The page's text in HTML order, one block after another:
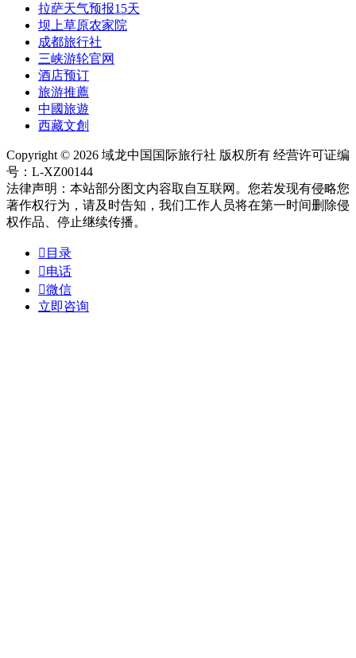
拉萨天气预报15天
坝上草原农家院
成都旅行社
三峡游轮官网
酒店预订
旅游推薦
中國旅遊
西藏文創
Copyright © 2026 域龙中国国际旅行社 版权所有 经营许可证编
号：L-XZ00144
法律声明：本站部分图文内容取自互联网。您若发现有侵略您
著作权行为，请及时告知，我们工作人员将在第一时间删除侵
权作品、停止继续传播。
 目录
电话
微信
立即咨询